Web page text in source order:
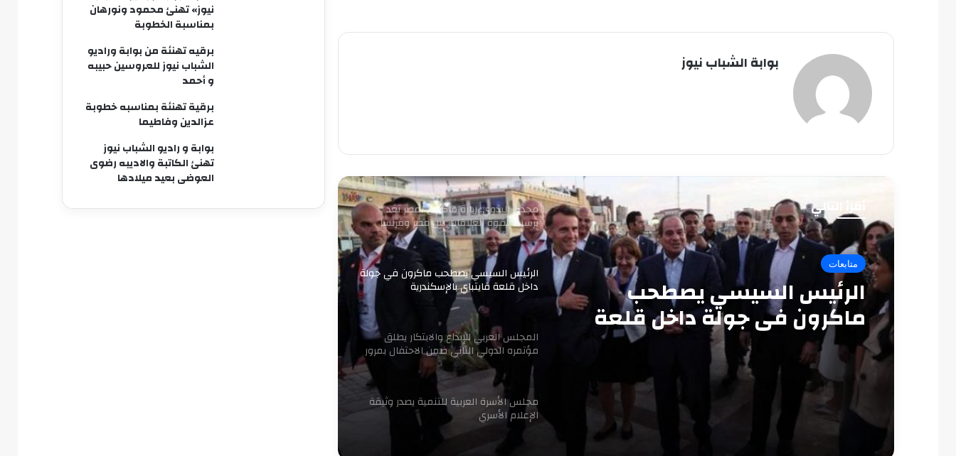
بوابة الشباب نيوز
أقرأ التالي
متابعات
الرئيس السيسي يصطحب
ماكرون في جولة داخل قلعة
قايتباي بالإسكندرية
وعملوها ازاي
أول مدرسة لصناعة غذاء المستقبل
مجدى البدوي: زيارة ماكرون لمصر تعد
ترسيخا لقوة العلاقات بين مصر وفرنسا
الرئيس السيسي يصطحب ماكرون في جولة
داخل قلعة قايتباي بالإسكندرية
المجلس العربي للإبداع والابتكار يطلق
مؤتمره الدولي الثاني ضمن الاحتفال بمرور
16 عاما للتنمية المستدامة
مجلس الأسرة العربية للتنمية يصدر وثيقة
الإعلام الأسري
نيوز» تهنئ محمود ونورهان
بمناسبة الخطوبة
برقيه تهنئة من بوابة وراديو
الشباب نيوز للعروسين حبيبه
و أحمد
برقية تهنئة بمناسبه خطوبة
عزالدين وفاطيما
بوابة و راديو الشباب نيوز
تهنئ الكاتبة والاديبه رضوى
العوضى بعيد ميلادها